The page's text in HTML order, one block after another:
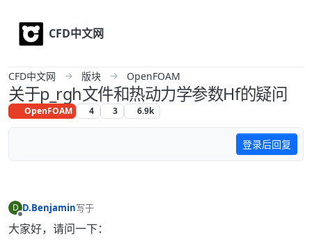
CFD中文网
CFD中文网 版块 OpenFOAM
关于p_rgh文件和热动力学参数Hf的疑问
OpenFOAM 4 3 6.9k
登录后回复
D
离线
D.Benjamin写于
最后由 编辑
大家好，请问一下：